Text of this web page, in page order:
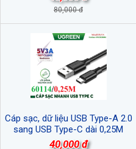
80,000 đ
Cáp sạc, dữ liệu USB Type-A 2.0
sang USB Type-C dài 0,25M
Ugreen 60114 cao cấp
40,000 đ